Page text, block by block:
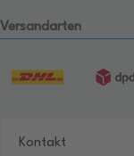
Versandarten
Kontakt